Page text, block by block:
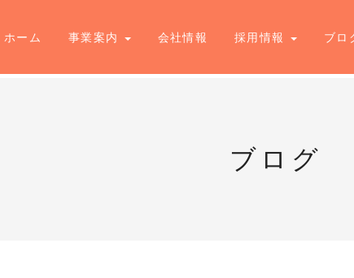
ホーム 事業案内 会社情報 採用情報 ブロ
ブログ